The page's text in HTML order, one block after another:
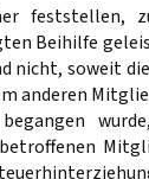
feststellen,
Beihilfe
nicht, soweit
anderen